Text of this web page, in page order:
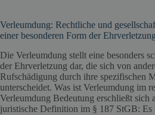
Verleumdung: Rechtliche und
einer besonderen Form der Ehrverletzung
Die Verleumdung stellt eine besonders
der Ehrverletzung dar, die sich von
Rufschädigung durch ihre spezifischen
unterscheidet. Was ist Verleumdung im
Verleumdung Bedeutung erschließt sich
juristische Definition im § 187 StGB: Es